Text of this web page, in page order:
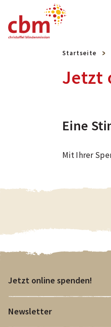
Startseite
Jetzt
Eine
Mit Ihrer
Jetzt online spenden!
Newsletter